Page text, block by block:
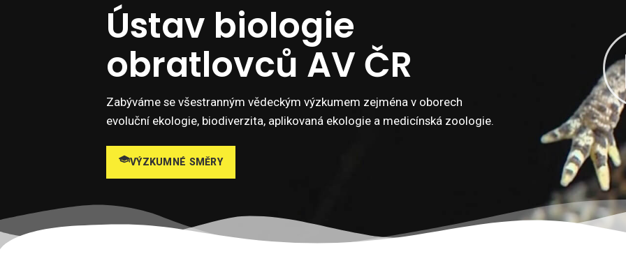
Ústav biologie
obratlovců AV ČR
Zabýváme se všestranným vědeckým výzkumem zejména v oborech
evoluční ekologie, biodiverzita, aplikovaná ekologie a medicínská zoologie.
VÝZKUMNÉ SMĚRY